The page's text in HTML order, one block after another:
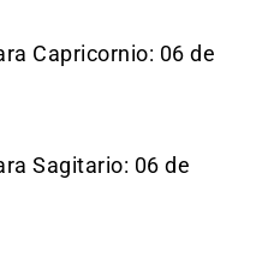
Capricornio: 06 de
Sagitario: 06 de